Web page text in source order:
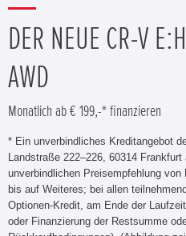
DER NEUE CR-V
AWD
Monatlich ab € 199,-* finanzieren
* Ein unverbindliches Kreditangebot
Landstraße 222–226, 60314
unverbindlichen Preisempfehlung
bis auf Weiteres; bei allen
Optionen-Kredit, am Ende der
oder Finanzierung der Restsumme